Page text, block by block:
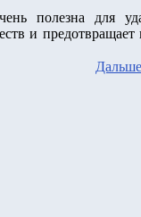
полезна для
и предотвращает
Дальше